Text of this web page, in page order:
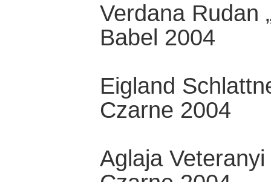
Verdana Rudan
Babel 2004
Eigland
Czarne 2004
Aglaja Veteranyi